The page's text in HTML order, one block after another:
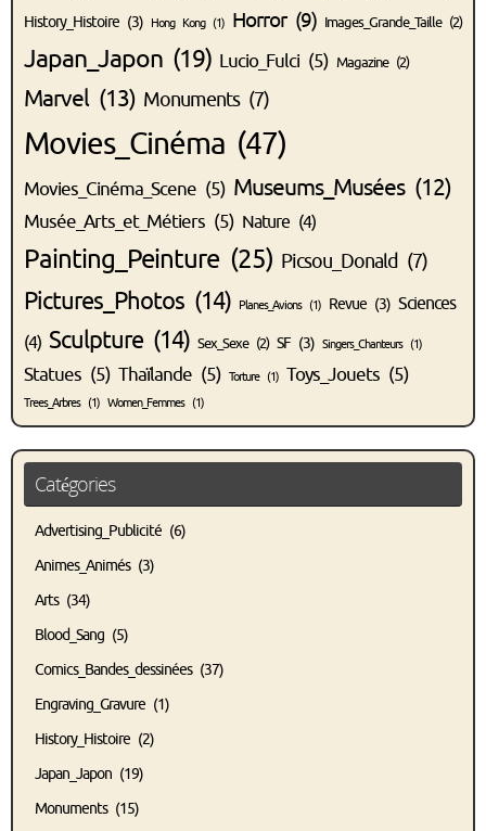
History_Histoire (3) Hong Kong(1) Horror(9) Images_Grande_Taille(2)
Japan_Japon (19) Lucio_Fulci (5) Magazine(2)
Marvel(13) Monuments(7)
Movies_Cinéma (47)
Movies_Cinéma_Scene (5) Museums_Musées(12)
Musée_Arts_et_Métiers (5) Nature (4)
Painting_Peinture(25) Picsou_Donald (7)
Pictures_Photos (14) Planes_Avions(1) Revue (3) Sciences
(4) Sculpture(14) Sex_Sexe(2) SF (3) Singers_Chanteurs(1)
Statues (5) Thaïlande (5) Torture(1) Toys_Jouets (5)
Trees_Arbres(1) Women_Femmes(1)
Catégories
Advertising_Publicité (6)
Animes_Animés(3)
Arts(34)
Blood_Sang (5)
Comics_Bandes_dessinées(37)
Engraving_Gravure (1)
History_Histoire (2)
Japan_Japon (19)
Monuments(15)